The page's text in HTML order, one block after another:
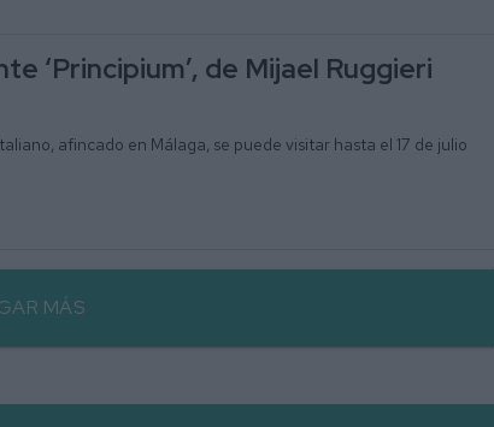
‘Principium’, de Mijael Ruggieri
afincado en Málaga, se puede visitar hasta el 17 de julio
MÁS